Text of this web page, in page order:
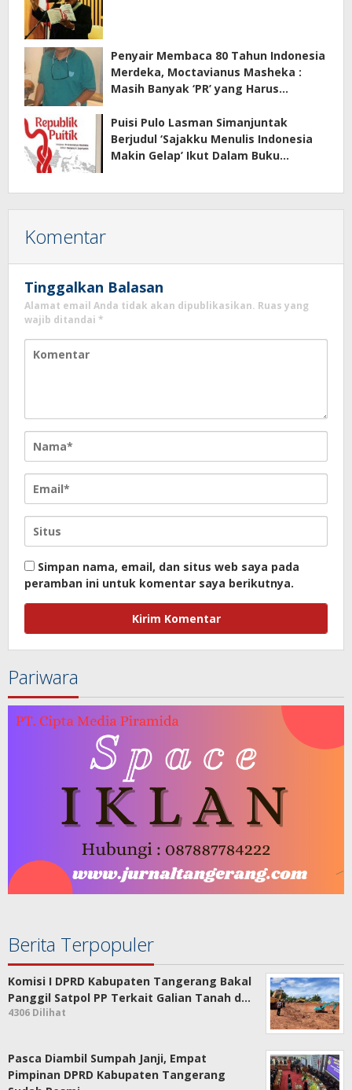
Penyair Membaca 80 Tahun Indonesia
Merdeka, Moctavianus Masheka :
Masih Banyak ‘PR’ yang Harus
Puisi Pulo Lasman Simanjuntak
Berjudul ‘Sajakku Menulis Indonesia
Makin Gelap’ Ikut Dalam Buku
Komentar
Tinggalkan Balasan
Alamat email Anda tidak akan dipublikasikan. Ruas yang
wajib ditandai *
Simpan nama, email, dan situs web saya pada
peramban ini untuk komentar saya berikutnya.
Pariwara
Berita Terpopuler
Komisi I DPRD Kabupaten Tangerang Bakal
Panggil Satpol PP Terkait Galian Tanah d…
4306 Dilihat
Pasca Diambil Sumpah Janji, Empat
Pimpinan DPRD Kabupaten Tangerang